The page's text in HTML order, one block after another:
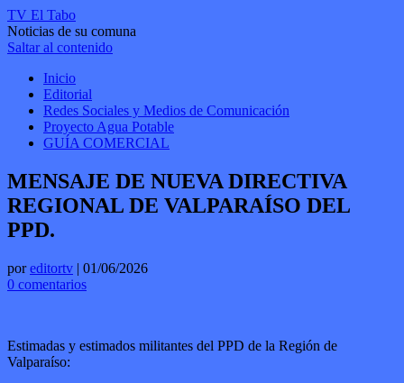
TV El Tabo
Noticias de su comuna
Saltar al contenido
Inicio
Editorial
Redes Sociales y Medios de Comunicación
Proyecto Agua Potable
GUÍA COMERCIAL
MENSAJE DE NUEVA DIRECTIVA
REGIONAL DE VALPARAÍSO DEL
PPD.
poreditortv | 01/06/2026
0 comentarios
Estimadas y estimados militantes del PPD de la Región de
Valparaíso: